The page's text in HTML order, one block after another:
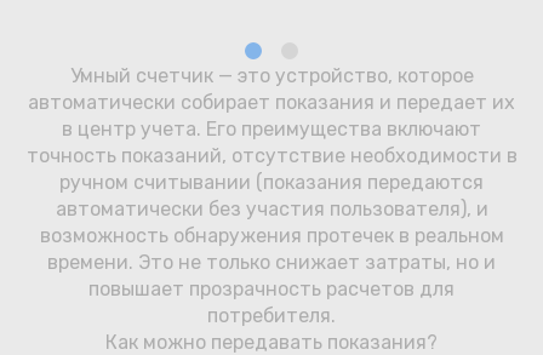
Умный счетчик — это устройство, которое
автоматически собирает показания и передает их
в центр учета. Его преимущества включают
точность показаний, отсутствие необходимости в
ручном считывании (показания передаются
автоматически без участия пользователя), и
возможность обнаружения протечек в реальном
времени. Это не только снижает затраты, но и
повышает прозрачность расчетов для
потребителя.
Как можно передавать показания?